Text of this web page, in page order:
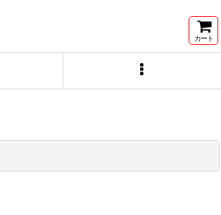
カート